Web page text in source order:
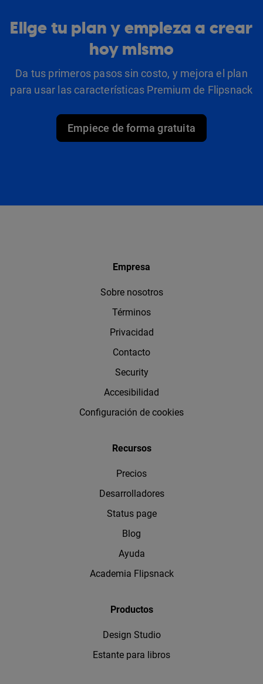
Elige tu plan y empieza a crear
hoy mismo
Da tus primeros pasos sin costo, y mejora el plan
para usar las características Premium de Flipsnack
Empiece de forma gratuita
Empresa
Sobre nosotros
Términos
Privacidad
Contacto
Security
Accesibilidad
Configuración de cookies
Recursos
Precios
Desarrolladores
Status page
Blog
Ayuda
Academia Flipsnack
Productos
Design Studio
Estante para libros